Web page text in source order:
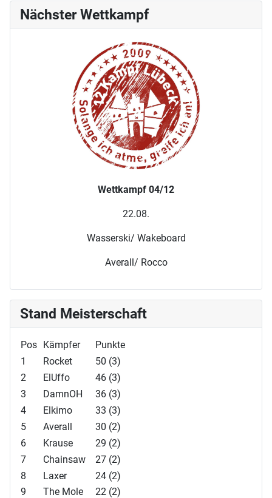
Nächster Wettkampf
Wettkampf 04/12
22.08.
Wasserski/ Wakeboard
Averall/ Rocco
Stand Meisterschaft
Pos Kämpfer
Punkte
1
Rocket
50 (3)
2
ElUffo
46 (3)
3
DamnOH
36 (3)
4
Elkimo
33 (3)
5
Averall
30 (2)
6
Krause
29 (2)
7
Chainsaw
27 (2)
8
Laxer
24 (2)
9
The Mole
22 (2)